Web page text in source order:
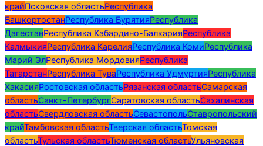
крайПсковская областьРеспублика
БашкортостанРеспублика БурятияРеспублика
ДагестанРеспублика Кабардино-БалкарияРеспублика
КалмыкияРеспублика КарелияРеспублика КомиРеспублика
Марий ЭлРеспублика МордовияРеспублика
ТатарстанРеспублика ТуваРеспублика УдмуртияРеспублика
ХакасияРостовская областьРязанская областьСамарская
областьСанкт-ПетербургСаратовская областьСахалинская
областьСвердловская областьСевастопольСтавропольский
крайТамбовская областьТверская областьТомская
областьТульская областьТюменская областьУльяновская